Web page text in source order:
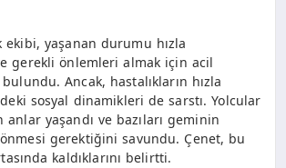
ekibi, yaşanan durumu hızla
gerekli önlemleri almak için acil
Ancak, hastalıkların hızla
sosyal dinamikleri de sarstı. Yolcular
anlar yaşandı ve bazıları geminin
gerektiğini savundu. Çenet, bu
kaldıklarını belirtti.